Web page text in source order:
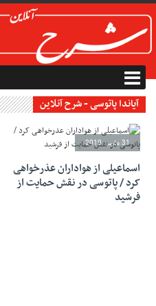
آیاندا پاتوسی - شرح آنلاین
31 مارس 2019
اسماعیلی از هواداران عذرخواهی
کرد / پاتوسی در نقش حمایت از
فرشید